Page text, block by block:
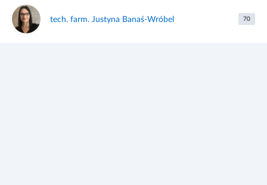
tech. farm. Justyna Banaś-Wróbel 70